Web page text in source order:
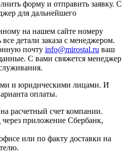
форму и отправить заявку. С
для дальнейшего
на нашем сайте номеру
детали заказа с менеджером.
почту info@mirostal.ru ваш
С вами свяжется менеджер
и юридическими лицами. И
оплаты.
на расчетный счет компании.
через приложение Сбербанк,
или по факту доставки на